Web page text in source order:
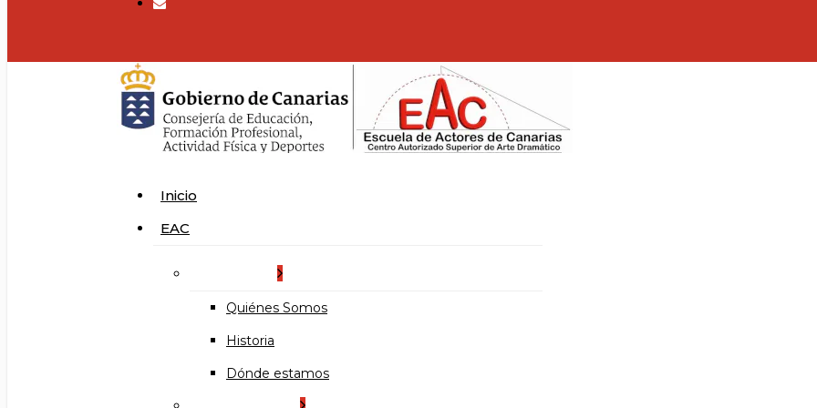
search
Menu
Inicio
EAC
Quiénes Somos
Historia
Dónde estamos